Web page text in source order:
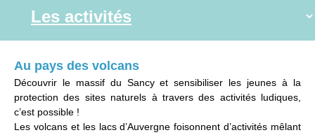
Au pays des volcans
Découvrir le massif du Sancy et sensibiliser les jeunes à la
protection des sites naturels à travers des activités ludiques,
c’est possible !
Les volcans et les lacs d’Auvergne foisonnent d’activités mêlant